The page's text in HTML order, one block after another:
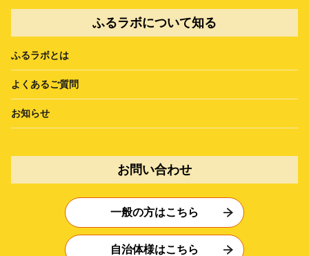
ふるラボについて知る
ふるラボとは
よくあるご質問
お知らせ
お問い合わせ
一般の方はこちら
自治体様はこちら